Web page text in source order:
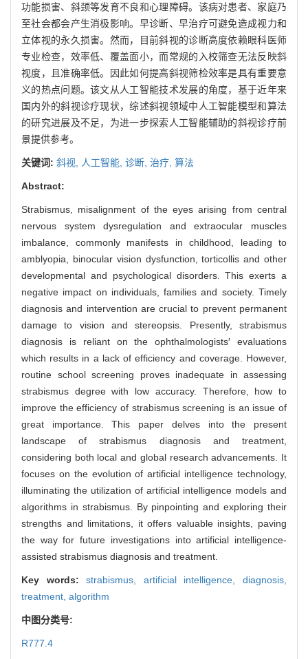
功能损害、斜颈等发育不良和心理障碍。该病对患者、家庭乃
至社会都会产生消极影响。早诊断、早治疗可避免造成视力和
立体视的永久损害。然而，目前斜视的诊断高度依赖眼科医师
专业检查，效率低、覆盖面小，而常规的入校筛查无法反映斜
视度，且准确率低。因此如何提高斜视筛检效率是具有重要意
义的热点问题。该文从人工智能技术发展的角度，基于近年来
国内外的斜视诊疗现状，综述斜视领域中人工智能模型和算法
的研究进展及不足，为进一步探索人工智能辅助的斜视诊疗前
景提供参考。
关键词: 斜视, 人工智能, 诊断, 治疗, 算法
Abstract:
Strabismus, misalignment of the eyes arising from central
nervous system dysregulation and extraocular muscles
imbalance, commonly manifests in childhood, leading to
amblyopia, binocular vision dysfunction, torticollis and other
developmental and psychological disorders. This exerts a
negative impact on individuals, families and society. Timely
diagnosis and intervention are crucial to prevent permanent
damage to vision and stereopsis. Presently, strabismus
diagnosis is reliant on the ophthalmologists′ evaluations
which results in a lack of efficiency and coverage. However,
routine school screening proves inadequate in assessing
strabismus degree with low accuracy. Therefore, how to
improve the efficiency of strabismus screening is an issue of
great importance. This paper delves into the present
landscape of strabismus diagnosis and treatment,
considering both local and global research advancements. It
focuses on the evolution of artificial intelligence technology,
illuminating the utilization of artificial intelligence models and
algorithms in strabismus. By pinpointing and exploring their
strengths and limitations, it offers valuable insights, paving
the way for future investigations into artificial intelligence-
assisted strabismus diagnosis and treatment.
Key words:strabismus, artificial intelligence,diagnosis,
treatment, algorithm
中图分类号:
R777.4